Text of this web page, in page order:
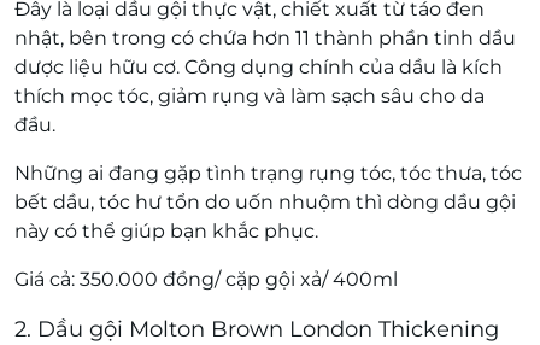
Đây là loại dầu gội thực vật, chiết xuất từ táo đen
nhật, bên trong có chứa hơn 11 thành phần tinh dầu
dược liệu hữu cơ. Công dụng chính của dầu là kích
thích mọc tóc, giảm rụng và làm sạch sâu cho da
đầu.
Những ai đang gặp tình trạng rụng tóc, tóc thưa, tóc
bết dầu, tóc hư tổn do uốn nhuộm thì dòng dầu gội
này có thể giúp bạn khắc phục.
Giá cả: 350.000 đồng/ cặp gội xả/ 400ml
2. Dầu gội Molton Brown London Thickening